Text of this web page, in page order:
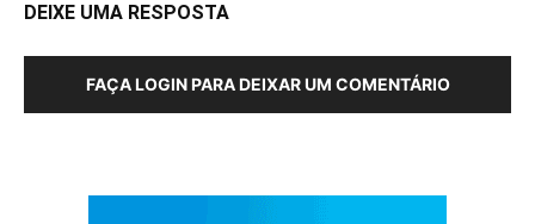
DEIXE UMA RESPOSTA
FAÇA LOGIN PARA DEIXAR UM COMENTÁRIO